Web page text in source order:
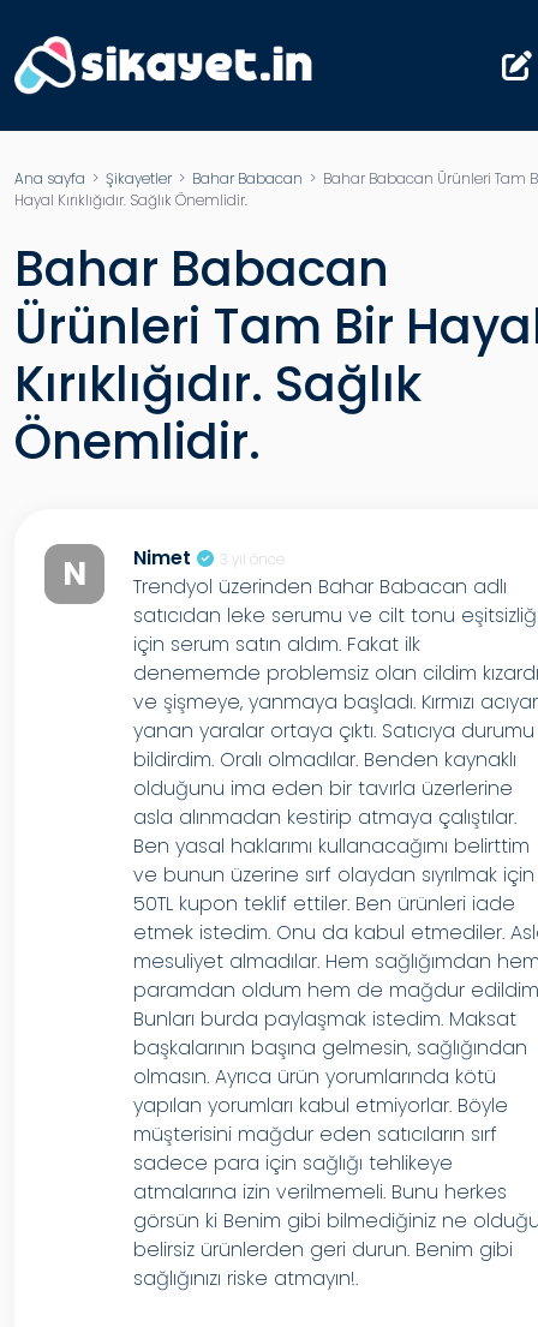
Ana sayfa > Şikayetler> Bahar Babacan > Bahar Babacan Ürünleri Tam
Hayal Kırıklığıdır. Sağlık Önemlidir.
Bahar Babacan
Ürünleri Tam Bir
Kırıklığıdır. Sağlık
Önemlidir.
N Nimet 3 yıl önce
Trendyol üzerinden Bahar Babacan adlı
satıcıdan leke serumu ve cilt tonu
için serum satın aldım. Fakat ilk
denememde problemsiz olan cildim
ve şişmeye, yanmaya başladı. Kırmızı
yanan yaralar ortaya çıktı. Satıcıya durumu
bildirdim. Oralı olmadılar. Benden kaynaklı
olduğunu ima eden bir tavırla üzerlerine
asla alınmadan kestirip atmaya çalıştılar.
Ben yasal haklarımı kullanacağımı belirttim
ve bunun üzerine sırf olaydan sıyrılmak için
50TL kupon teklif ettiler. Ben ürünleri iade
etmek istedim. Onu da kabul etmediler.
mesuliyet almadılar. Hem sağlığımdan
paramdan oldum hem de mağdur
Bunları burda paylaşmak istedim. Maksat
başkalarının başına gelmesin, sağlığından
olmasın. Ayrıca ürün yorumlarında kötü
yapılan yorumları kabul etmiyorlar. Böyle
müşterisini mağdur eden satıcıların sırf
sadece para için sağlığı tehlikeye
atmalarına izin verilmemeli. Bunu herkes
görsün ki Benim gibi bilmediğiniz ne
belirsiz ürünlerden geri durun. Benim gibi
sağlığınızı riske atmayın!.